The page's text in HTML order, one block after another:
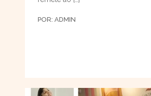
POR: ADMIN